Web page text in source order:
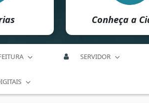
Conheça a
SERVIDOR